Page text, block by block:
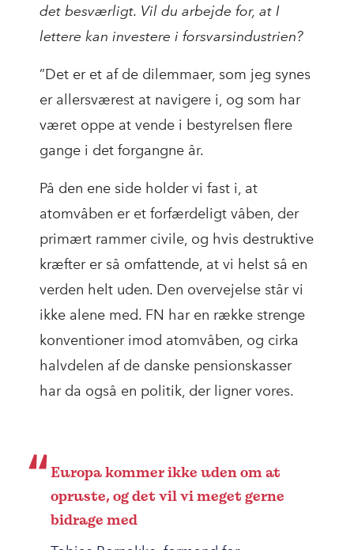
det besværligt. Vil du arbejde for, at I
lettere kan investere i forsvarsindustrien?
”Det er et af de dilemmaer, som jeg synes
er allersværest at navigere i, og som har
været oppe at vende i bestyrelsen flere
gange i det forgangne år.
På den ene side holder vi fast i, at
atomvåben er et forfærdeligt våben, der
primært rammer civile, og hvis destruktive
kræfter er så omfattende, at vi helst så en
verden helt uden. Den overvejelse står vi
ikke alene med. FN har en række strenge
konventioner imod atomvåben, og cirka
halvdelen af de danske pensionskasser
har da også en politik, der ligner vores.
Europa kommer ikke uden om at
opruste, og det vil vi meget gerne
bidrage med